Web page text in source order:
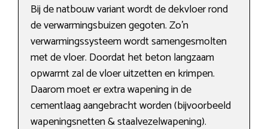
Bij de natbouw variant wordt de dekvloer rond
de verwarmingsbuizen gegoten. Zo’n
verwarmingssysteem wordt samengesmolten
met de vloer. Doordat het beton langzaam
opwarmt zal de vloer uitzetten en krimpen.
Daarom moet er extra wapening in de
cementlaag aangebracht worden (bijvoorbeeld
wapeningsnetten & staalvezelwapening).